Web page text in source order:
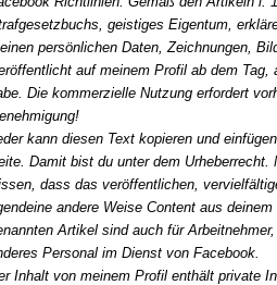
geistiges Eigentum,
persönlichen Daten, Zeichnungen,
auf meinem Profil ab dem
Die kommerzielle Nutzung erfordert
kann diesen Text kopieren und
Damit bist du unter dem
dass das veröffentlichen,
andere Weise Content aus
Artikel sind auch für
Personal im Dienst von Facebook.
Inhalt von meinem Profil enthält private